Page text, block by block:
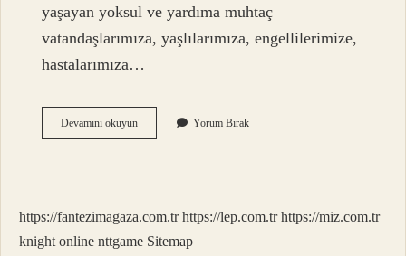
yaşayan yoksul ve yardıma muhtaç
vatandaşlarımıza, yaşlılarımıza, engellilerimize,
hastalarımıza…
Devamını okuyunYemek
Yardımı
Yorum Bırak
https://fantezimagaza.com.tr https://lep.com.tr https://miz.com.tr
knight online nttgame Sitemap